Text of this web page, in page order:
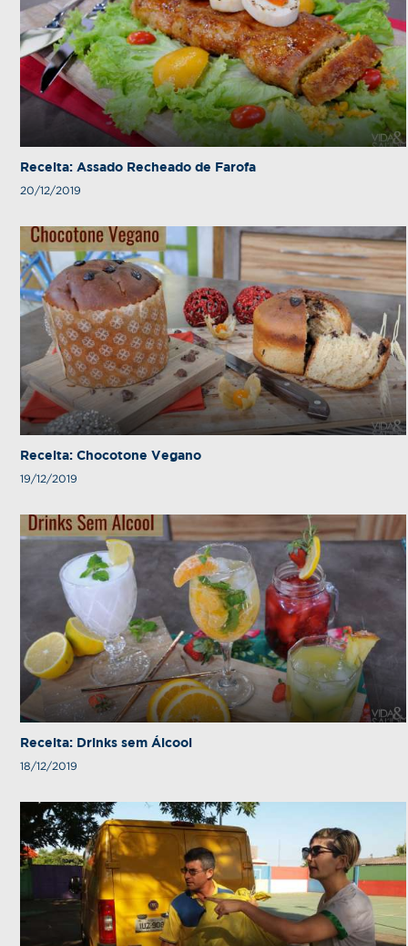
Receita: Assado Recheado de Farofa
20/12/2019
Receita: Chocotone Vegano
19/12/2019
Receita: Drinks sem Álcool
18/12/2019